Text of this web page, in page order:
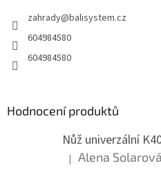
zahrady@balisystem.cz
604984580
604984580
Hodnocení produktů
Nůž univerzální
Hodnocení produktu je
| Alena Solarová